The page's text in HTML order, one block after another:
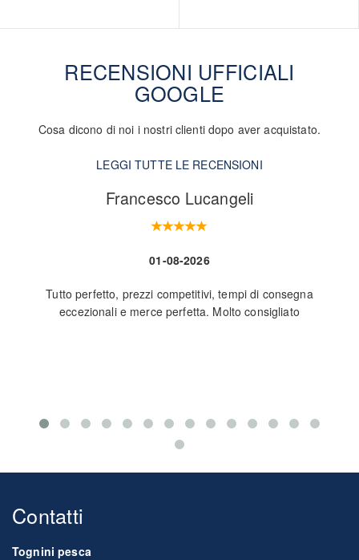
RECENSIONI UFFICIALI
GOOGLE
Cosa dicono di noi i nostri clienti dopo aver acquistato.
LEGGI TUTTE LE RECENSIONI
Francesco Lucangeli
01-08-2026
Tutto perfetto, prezzi competitivi, tempi di consegna
eccezionali e merce perfetta. Molto consigliato
Contatti
Tognini pesca